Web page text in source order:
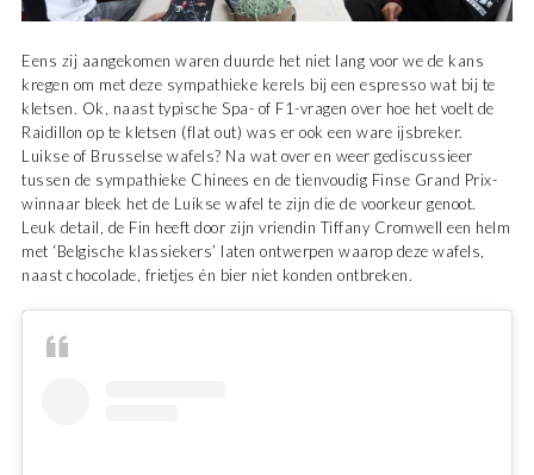
Eens zij aangekomen waren duurde het niet lang voor we de kans
kregen om met deze sympathieke kerels bij een espresso wat bij te
kletsen. Ok, naast typische Spa- of F1-vragen over hoe het voelt de
Raidillon op te kletsen (flat out) was er ook een ware ijsbreker.
Luikse of Brusselse wafels? Na wat over en weer gediscussieer
tussen de sympathieke Chinees en de tienvoudig Finse Grand Prix-
winnaar bleek het de Luikse wafel te zijn die de voorkeur genoot.
Leuk detail, de Fin heeft door zijn vriendin Tiffany Cromwell een helm
met ‘Belgische klassiekers’ laten ontwerpen waarop deze wafels,
naast chocolade, frietjes én bier niet konden ontbreken.